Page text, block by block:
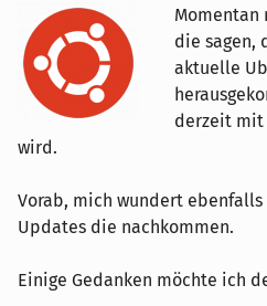
Momentan
die sagen,
aktuelle
derzeit mit
wird.
Vorab, mich wundert ebenfalls
Updates die nachkommen.
Einige Gedanken möchte ich